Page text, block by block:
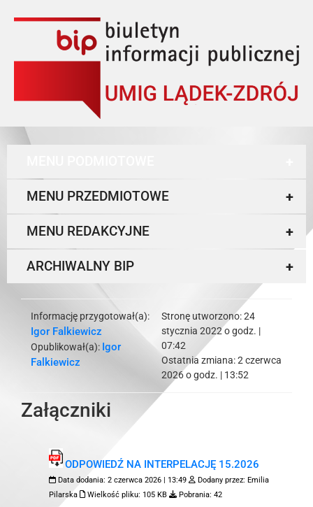
+
MENU PRZEDMIOTOWE
+
MENU REDAKCYJNE
+
ARCHIWALNY BIP
Informację przygotował(a):
Igor Falkiewicz
Opublikował(a): Igor
Falkiewicz
Stronę utworzono:24
stycznia 2022 o godz. |
07:42
Ostatnia zmiana:2 czerwca
2026 o godz. | 13:52
Załączniki
ODPOWIEDŹ NA INTERPELACJĘ 15.2026
Data dodania: 2 czerwca 2026 | 13:49 Dodany przez: Emilia
Pilarska
Wielkość pliku: 105 KB Pobrania: 42